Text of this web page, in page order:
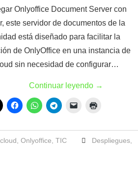
Onlyoffice Document Server con
este servidor de documentos de la
está diseñado para facilitar la
de OnlyOffice en una instancia de
sin necesidad de configurar…
Continuar leyendo →
,Onlyoffice ,TIC Despliegues,